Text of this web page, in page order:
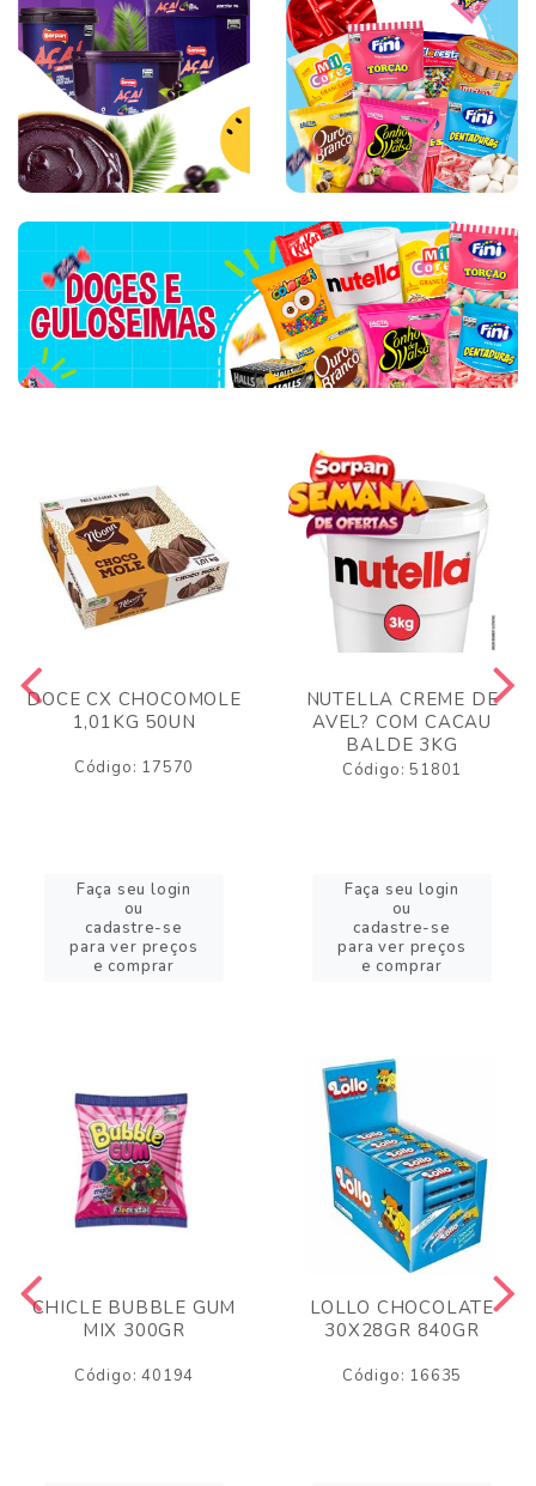
DOCE CX CHOCOMOLE
1,01KG 50UN
Código: 17570
Faça seu login
ou
cadastre-se
para ver preços
e comprar
NUTELLA CREME DE
AVEL? COM CACAU
BALDE 3KG
Código: 51801
Faça seu login
ou
cadastre-se
para ver preços
e comprar
CHICLE BUBBLE GUM
MIX 300GR
Código: 40194
LOLLO CHOCOLATE
30X28GR 840GR
Código: 16635